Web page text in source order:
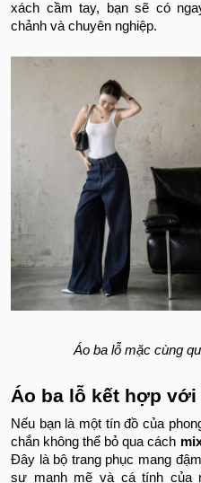
xách cầm tay, bạn sẽ có
chảnh và chuyên nghiệp.
Áo ba lỗ mặc cùng
Áo ba lỗ kết hợp
Nếu bạn là một tín đồ của
chắn không thể bỏ qua cách
Đây là bộ trang phục mang
sự mạnh mẽ và cá tính của